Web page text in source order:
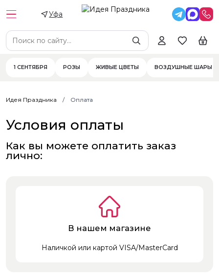
Уфа
1 СЕНТЯБРЯ РОЗЫ ЖИВЫЕ ЦВЕТЫ ВОЗДУШНЫЕ ШАРЫ
Идея Праздника Оплата
Условия оплаты
Как вы можете оплатить заказ
лично:
В нашем магазине
Наличкой или картой VISA/MasterCard